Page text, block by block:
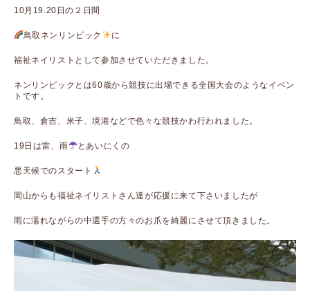
10月19.20日の２日間
鳥取ネンリンピック に
福祉ネイリストとして参加させていただきました。
ネンリンピックとは60歳から競技に出場できる全国大会のようなイベン
トです。
鳥取、倉吉、米子、境港などで色々な競技かわ行われました。
19日は雷、雨 とあいにくの
悪天候でのスタート
岡山からも福祉ネイリストさん達が応援に来て下さいましたが
雨に濡れながらの中選手の方々のお爪を綺麗にさせて頂きました。